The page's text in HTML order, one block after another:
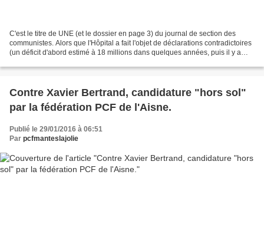
C'est le titre de UNE (et le dossier en page 3) du journal de section des
communistes. Alors que l'Hôpital a fait l'objet de déclarations contradictoires
(un déficit d'abord estimé à 18 millions dans quelques années, puis il y a
Contre Xavier Bertrand, candidature "hors sol"
par la fédération PCF de l'Aisne.
Publié le 29/01/2016 à 06:51
Par pcfmanteslajolie